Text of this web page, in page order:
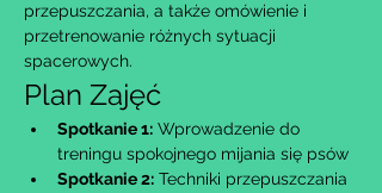
przepuszczania, a także omówienie i
przetrenowanie różnych sytuacji
spacerowych.
Plan Zajęć
Spotkanie 1: Wprowadzenie do
treningu spokojnego mijania się psów
Spotkanie 2: Techniki przepuszczania